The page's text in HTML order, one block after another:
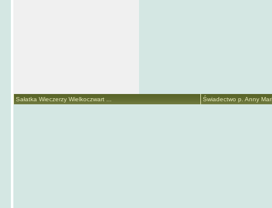
Sałatka Wieczerzy Wielkoczwart ... Świadectwo p. Anny